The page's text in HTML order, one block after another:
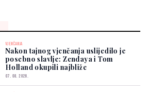
VJENČANJA
Nakon tajnog vjenčanja uslijedilo je
posebno slavlje: Zendaya i Tom
Holland okupili najbliže
07. 08. 2026.